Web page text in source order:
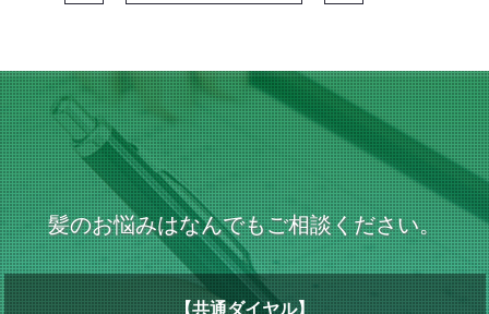
髪のお悩みはなんでもご相談ください。
【共通ダイヤル】